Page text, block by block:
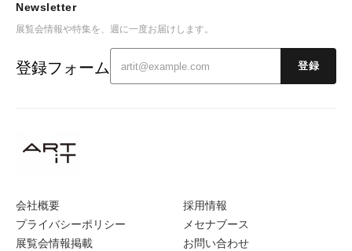
会社概要
プライバシーポリシー
展覧会情報掲載
採用情報
メセナブース
お問い合わせ
Newsletter
展覧会情報や特集を、週に一度お届けします。
登録フォーム 登録